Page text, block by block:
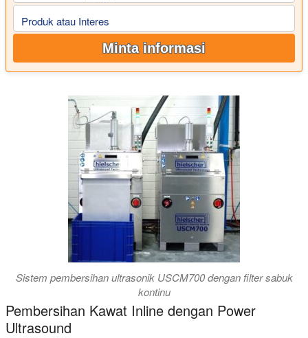
Produk atau Interes
Minta informasi
Sistem pembersihan ultrasonik USCM700 dengan filter sabuk
kontinu
Pembersihan Kawat Inline dengan Power
Ultrasound